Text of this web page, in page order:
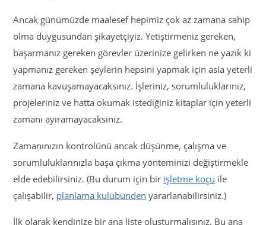
Ancak günümüzde maalesef hepimiz çok az zamana sahip
olma duygusundan şikayetçiyiz. Yetiştirmeniz gereken,
başarmanız gereken görevler üzerinize gelirken ne yazık ki
yapmanız gereken şeylerin hepsini yapmak için asla yeterli
zamana kavuşamayacaksınız. İşleriniz, sorumluluklarınız,
projeleriniz ve hatta okumak istediğiniz kitaplar için yeterli
zamanı ayıramayacaksınız.
Zamanınızın kontrolünü ancak düşünme, çalışma ve
sorumluluklarınızla başa çıkma yönteminizi değiştirmekle
elde edebilirsiniz. (Bu durum için bir işletme koçu ile
çalışabilir, planlama kulübünden yararlanabilirsiniz.)
İlk olarak kendinize bir ana liste oluşturmalısınız. Bu ana